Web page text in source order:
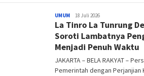
UMUM Belarakyat
18 Juli 2026
La Tinro La Tunrung
Soroti Lambatnya
Menjadi Penuh Waktu
JAKARTA – BELA RAKYAT –
Pemerintah dengan Perjanjian